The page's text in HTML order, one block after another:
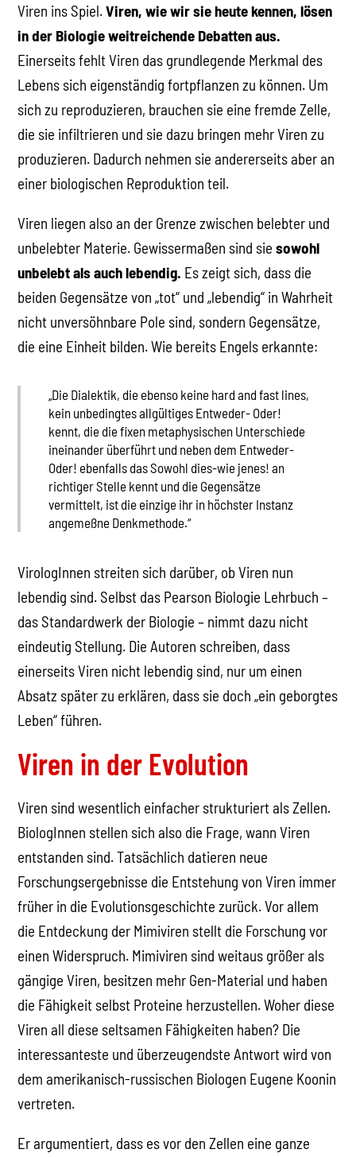
Viren ins Spiel.Viren, wie wir sie heute kennen, lösen
in der Biologie weitreichende Debatten aus.
Einerseits fehlt Viren das grundlegende Merkmal des
Lebens sich eigenständig fortpflanzen zu können. Um
sich zu reproduzieren, brauchen sie eine fremde Zelle,
die sie infiltrieren und sie dazu bringen mehr Viren zu
produzieren. Dadurch nehmen sie andererseits aber an
einer biologischen Reproduktion teil.
Viren liegen also an der Grenze zwischen belebter und
unbelebter Materie. Gewissermaßen sind siesowohl
unbelebt als auch lebendig. Es zeigt sich, dass die
beiden Gegensätze von „tot“ und „lebendig“ in Wahrheit
nicht unversöhnbare Pole sind, sondern Gegensätze,
die eine Einheit bilden. Wie bereits Engels erkannte:
„Die Dialektik, die ebenso keine hard and fast lines,
kein unbedingtes allgültiges Entweder- Oder!
kennt, die die fixen metaphysischen Unterschiede
ineinander überführt und neben dem Entweder-
Oder! ebenfalls das Sowohl dies-wie jenes! an
richtiger Stelle kennt und die Gegensätze
vermittelt, ist die einzige ihr in höchster Instanz
angemeßne Denkmethode.“
VirologInnen streiten sich darüber, ob Viren nun
lebendig sind. Selbst das Pearson Biologie Lehrbuch –
das Standardwerk der Biologie – nimmt dazu nicht
eindeutig Stellung. Die Autoren schreiben, dass
einerseits Viren nicht lebendig sind, nur um einen
Absatz später zu erklären, dass sie doch „ein geborgtes
Leben“ führen.
Viren in der Evolution
Viren sind wesentlich einfacher strukturiert als Zellen.
BiologInnen stellen sich also die Frage, wann Viren
entstanden sind. Tatsächlich datieren neue
Forschungsergebnisse die Entstehung von Viren immer
früher in die Evolutionsgeschichte zurück. Vor allem
die Entdeckung der Mimiviren stellt die Forschung vor
einen Widerspruch. Mimiviren sind weitaus größer als
gängige Viren, besitzen mehr Gen-Material und haben
die Fähigkeit selbst Proteine herzustellen. Woher diese
Viren all diese seltsamen Fähigkeiten haben? Die
interessanteste und überzeugendste Antwort wird von
dem amerikanisch-russischen Biologen Eugene Koonin
vertreten.
Er argumentiert, dass es vor den Zellen eine ganze